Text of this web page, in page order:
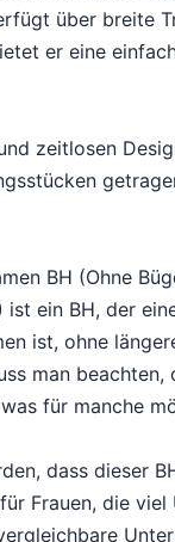
über breite
er eine
zeitlosen
BH (Ohne
ist ein BH, der
ist, ohne
man
für manche
dass dieser
Frauen, die